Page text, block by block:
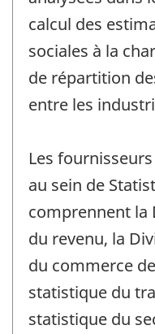
calcul des
sociales à la
de répartition
entre les
Les
au sein de
comprennent la
du revenu, la
du commerce
statistique du
statistique du